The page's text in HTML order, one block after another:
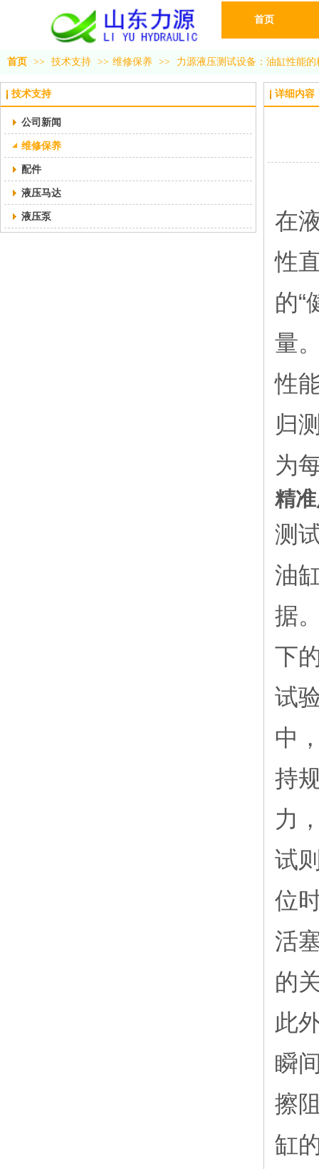
首页
首页 >> 技术支持 >> 维修保养 >> 力源液压测试设备：油缸性能的
技术支持
公司新闻
维修保养
配件
液压马达
液压泵
详细内容
在
性
的“
量
性
归
为
精
测
油
据
下
试
中
持
力
试
位
活
的
此
瞬
擦
缸